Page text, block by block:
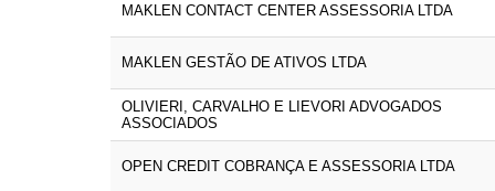
MAKLEN CONTACT CENTER ASSESSORIA LTDA
MAKLEN GESTÃO DE ATIVOS LTDA
OLIVIERI, CARVALHO E LIEVORI ADVOGADOS
ASSOCIADOS
OPEN CREDIT COBRANÇA E ASSESSORIA LTDA